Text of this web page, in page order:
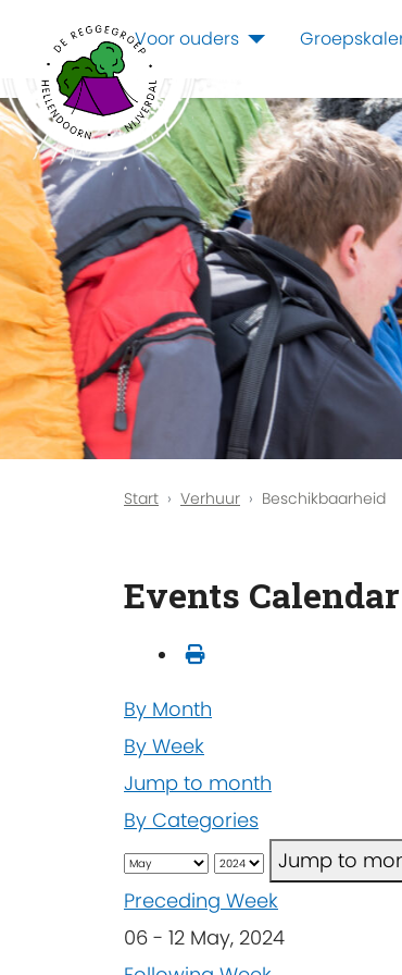
Voor ouders
Start Verhuur Beschikbaarheid
Events Calendar
By Month
By Week
Jump to month
By Categories
Jump to
Preceding Week
06 - 12 May, 2024